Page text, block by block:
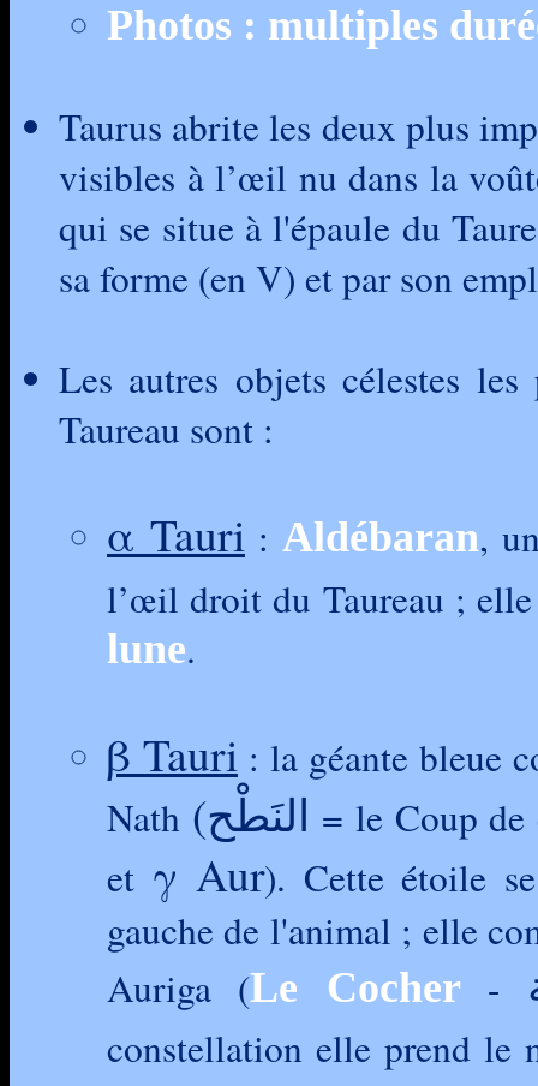
Photos : multiples
Taurus abrite les deux plus
visibles à l’œil nu dans la
qui se situe à l'épaule du
sa forme (en V) et par son
Les autres objets célestes
Taureau sont :
α Tauri : Aldébaran,
l’œil droit du Taureau ;
lune.
β Tauri: la géante bleue
Nath
= le Coup
et γ Aur). Cette étoile
gauche de l'animal ; elle
Auriga (Le Cocher -
constellation elle prend le